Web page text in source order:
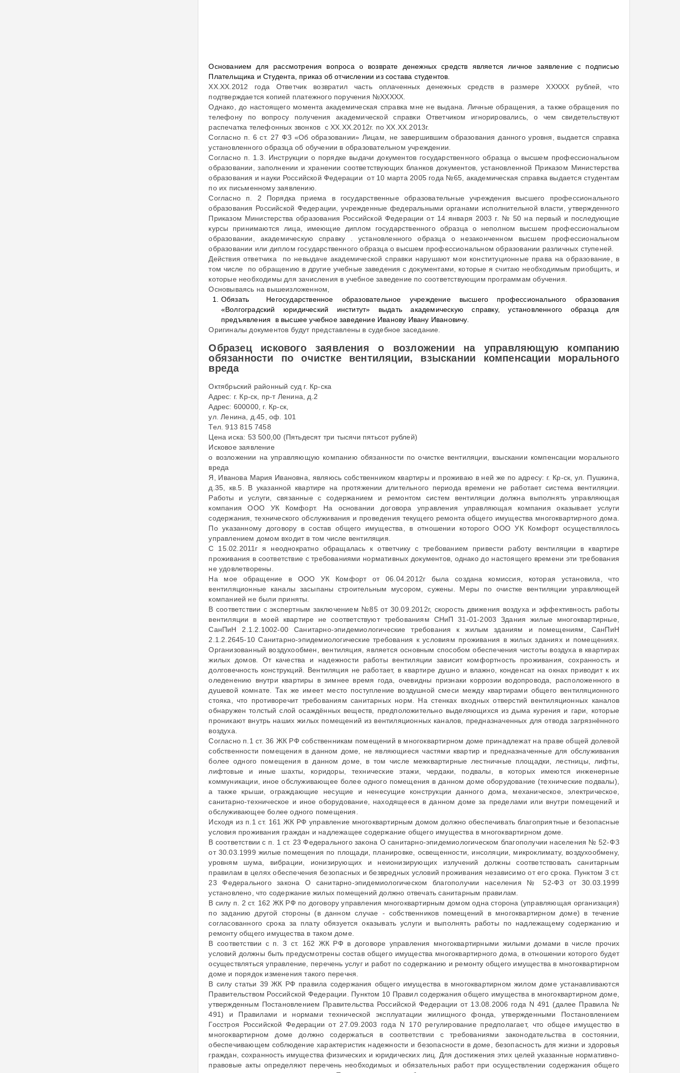
Основанием для рассмотрения вопроса о возврате денежных средств является личное заявление с подписью
Плательщика и Студента, приказ об отчислении из состава студентов.
ХХ.ХХ.2012 года Ответчик возвратил часть оплаченных денежных средств в размере ХХХХХ рублей, что
подтверждается копией платежного поручения №ХХХХХ.
Однако, до настоящего момента академическая справка мне не выдана. Личные обращения, а также обращения по
телефону по вопросу получения академической справки Ответчиком игнорировались, о чем свидетельствуют
распечатка телефонных звонков с ХХ.ХХ.2012г. по ХХ.ХХ.2013г.
Согласно п. 6 ст. 27 ФЗ «Об образовании» Лицам, не завершившим образования данного уровня, выдается справка
установленного образца об обучении в образовательном учреждении.
Согласно п. 1.3. Инструкции о порядке выдачи документов государственного образца о высшем профессиональном
образовании, заполнении и хранении соответствующих бланков документов, установленной Приказом Министерства
образования и науки Российской Федерации от 10 марта 2005 года №65, академическая справка выдается студентам
по их письменному заявлению.
Согласно п. 2 Порядка приема в государственные образовательные учреждения высшего профессионального
образования Российской Федерации, учрежденные федеральными органами исполнительной власти, утвержденного
Приказом Министерства образования Российской Федерации от 14 января 2003 г. № 50 на первый и последующие
курсы принимаются лица, имеющие диплом государственного образца о неполном высшем профессиональном
образовании, академическую справку . установленного образца о незаконченном высшем профессиональном
образовании или диплом государственного образца о высшем профессиональном образовании различных ступеней.
Действия ответчика по невыдаче академической справки нарушают мои конституционные права на образование, в
том числе по обращению в другие учебные заведения с документами, которые я считаю необходимым приобщить, и
которые необходимы для зачисления в учебное заведение по соответствующим программам обучения.
Основываясь на вышеизложенном,
Обязать Негосударственное образовательное учреждение высшего профессионального образования
«Волгоградский юридический институт» выдать академическую справку, установленного образца для
предъявления в высшее учебное заведение Иванову Ивану Ивановичу.
Оригиналы документов будут представлены в судебное заседание.
Образец искового заявления о возложении на управляющую компанию
обязанности по очистке вентиляции, взыскании компенсации морального
вреда
Октябрьский районный суд г. Кр-ска
Адрес: г. Кр-ск, пр-т Ленина, д.2
Адрес: 600000, г. Кр-ск,
ул. Ленина, д.45, оф. 101
Тел. 913 815 7458
Цена иска: 53 500,00 (Пятьдесят три тысячи пятьсот рублей)
Исковое заявление
о возложении на управляющую компанию обязанности по очистке вентиляции, взыскании компенсации морального
вреда
Я, Иванова Мария Ивановна, являюсь собственником квартиры и проживаю в ней же по адресу: г. Кр-ск, ул. Пушкина,
д.35, кв.5. В указанной квартире на протяжении длительного периода времени не работает система вентиляции.
Работы и услуги, связанные с содержанием и ремонтом систем вентиляции должна выполнять управляющая
компания ООО УК Комфорт. На основании договора управления управляющая компания оказывает услуги
содержания, технического обслуживания и проведения текущего ремонта общего имущества многоквартирного дома.
По указанному договору в состав общего имущества, в отношении которого ООО УК Комфорт осуществлялось
управлением домом входит в том числе вентиляция.
С 15.02.2011г я неоднократно обращалась к ответчику с требованием привести работу вентиляции в квартире
проживания в соответствие с требованиями нормативных документов, однако до настоящего времени эти требования
не удовлетворены.
На мое обращение в ООО УК Комфорт от 06.04.2012г была создана комиссия, которая установила, что
вентиляционные каналы засыпаны строительным мусором, сужены. Меры по очистке вентиляции управляющей
компанией не были приняты.
В соответствии с экспертным заключением №85 от 30.09.2012г, скорость движения воздуха и эффективность работы
вентиляции в моей квартире не соответствуют требованиям СНиП 31-01-2003 Здания жилые многоквартирные,
СанПиН 2.1.2.1002-00 Санитарно-эпидемиологические требования к жилым зданиям и помещениям, СанПиН
2.1.2.2645-10 Санитарно-эпидемиологические требования к условиям проживания в жилых зданиях и помещениях.
Организованный воздухообмен, вентиляция, является основным способом обеспечения чистоты воздуха в квартирах
жилых домов. От качества и надежности работы вентиляции зависит комфортность проживания, сохранность и
долговечность конструкций. Вентиляция не работает, в квартире душно и влажно, конденсат на окнах приводит к их
оледенению внутри квартиры в зимнее время года, очевидны признаки коррозии водопровода, расположенного в
душевой комнате. Так же имеет место поступление воздушной смеси между квартирами общего вентиляционного
стояка, что противоречит требованиям санитарных норм. На стенках входных отверстий вентиляционных каналов
обнаружен толстый слой осаждённых веществ, предположительно выделяющихся из дыма курения и гари, которые
проникают внутрь наших жилых помещений из вентиляционных каналов, предназначенных для отвода загрязнённого
воздуха.
Согласно п.1 ст. 36 ЖК РФ собственникам помещений в многоквартирном доме принадлежат на праве общей долевой
собственности помещения в данном доме, не являющиеся частями квартир и предназначенные для обслуживания
более одного помещения в данном доме, в том числе межквартирные лестничные площадки, лестницы, лифты,
лифтовые и иные шахты, коридоры, технические этажи, чердаки, подвалы, в которых имеются инженерные
коммуникации, иное обслуживающее более одного помещения в данном доме оборудование (технические подвалы),
а также крыши, ограждающие несущие и ненесущие конструкции данного дома, механическое, электрическое,
санитарно-техническое и иное оборудование, находящееся в данном доме за пределами или внутри помещений и
обслуживающее более одного помещения.
Исходя из п.1 ст. 161 ЖК РФ управление многоквартирным домом должно обеспечивать благоприятные и безопасные
условия проживания граждан и надлежащее содержание общего имущества в многоквартирном доме.
В соответствии с п. 1 ст. 23 Федерального закона О санитарно-эпидемиологическом благополучии населения № 52-ФЗ
от 30.03.1999 жилые помещения по площади, планировке, освещенности, инсоляции, микроклимату, воздухообмену,
уровням шума, вибрации, ионизирующих и неионизирующих излучений должны соответствовать санитарным
правилам в целях обеспечения безопасных и безвредных условий проживания независимо от его срока. Пунктом 3 ст.
23 Федерального закона О санитарно-эпидемиологическом благополучии населения № 52-ФЗ от 30.03.1999
установлено, что содержание жилых помещений должно отвечать санитарным правилам.
В силу п. 2 ст. 162 ЖК РФ по договору управления многоквартирным домом одна сторона (управляющая организация)
по заданию другой стороны (в данном случае - собственников помещений в многоквартирном доме) в течение
согласованного срока за плату обязуется оказывать услуги и выполнять работы по надлежащему содержанию и
ремонту общего имущества в таком доме.
В соответствии с п. 3 ст. 162 ЖК РФ в договоре управления многоквартирными жилыми домами в числе прочих
условий должны быть предусмотрены состав общего имущества многоквартирного дома, в отношении которого будет
осуществляться управление, перечень услуг и работ по содержанию и ремонту общего имущества в многоквартирном
доме и порядок изменения такого перечня.
В силу статьи 39 ЖК РФ правила содержания общего имущества в многоквартирном жилом доме устанавливаются
Правительством Российской Федерации. Пунктом 10 Правил содержания общего имущества в многоквартирном доме,
утвержденным Постановлением Правительства Российской Федерации от 13.08.2006 года N 491 (далее Правила №
491) и Правилами и нормами технической эксплуатации жилищного фонда, утвержденными Постановлением
Госстроя Российской Федерации от 27.09.2003 года N 170 регулирование предполагает, что общее имущество в
многоквартирном доме должно содержаться в соответствии с требованиями законодательства в состоянии,
обеспечивающем соблюдение характеристик надежности и безопасности в доме, безопасность для жизни и здоровья
граждан, сохранность имущества физических и юридических лиц. Для достижения этих целей указанные нормативно-
правовые акты определяют перечень необходимых и обязательных работ при осуществлении содержания общего